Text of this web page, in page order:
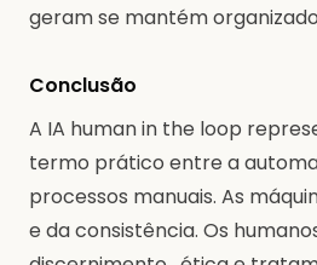
geram se mantém
Conclusão
A IA human in the loop
termo prático entre a
processos manuais. As
e da consistência. Os